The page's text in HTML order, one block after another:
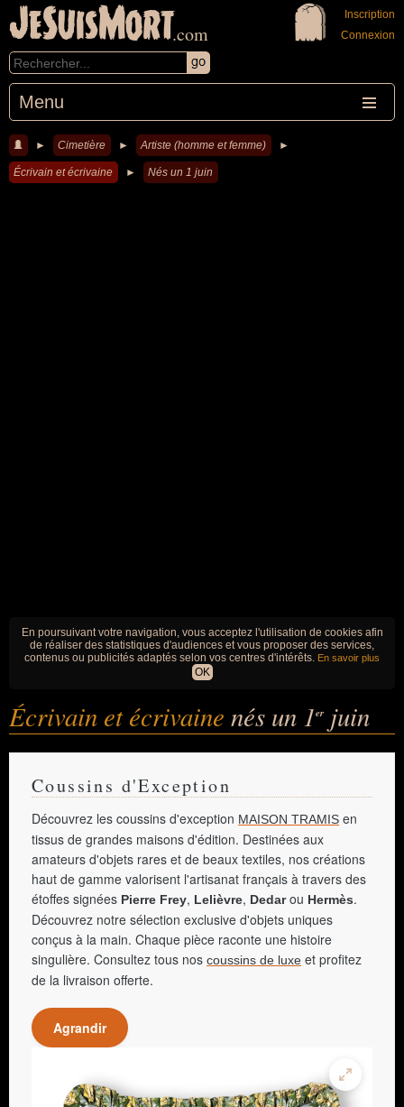
JeSuisMort.com
Menu
Inscription
Connexion
► Cimetière ► Artiste (homme et femme) ►
Écrivain et écrivaine ► Nés un 1 juin
En poursuivant votre navigation, vous acceptez l'utilisation de cookies afin
de réaliser des statistiques d'audiences et vous proposer des services,
contenus ou publicités adaptés selon vos centres d'intérêts. En savoir plus
OK
Écrivain et écrivaine nés un 1erjuin
Coussins d'Exception
Découvrez les coussins d'exception MAISON TRAMIS en
tissus de grandes maisons d'édition. Destinées aux
amateurs d'objets rares et de beaux textiles, nos créations
haut de gamme valorisent l'artisanat français à travers des
étoffes signées Pierre Frey, Lelièvre, Dedarou Hermès.
Découvrez notre sélection exclusive d'objets uniques
conçus à la main. Chaque pièce raconte une histoire
singulière. Consultez tous nos coussins de luxe et profitez
de la livraison offerte.
Agrandir